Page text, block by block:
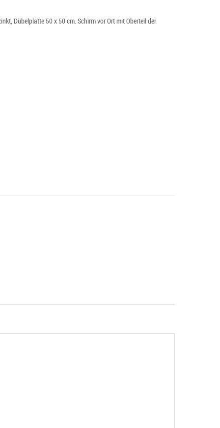
Dübelplatte 50 x 50 cm. Schirm vor Ort mit Oberteil der